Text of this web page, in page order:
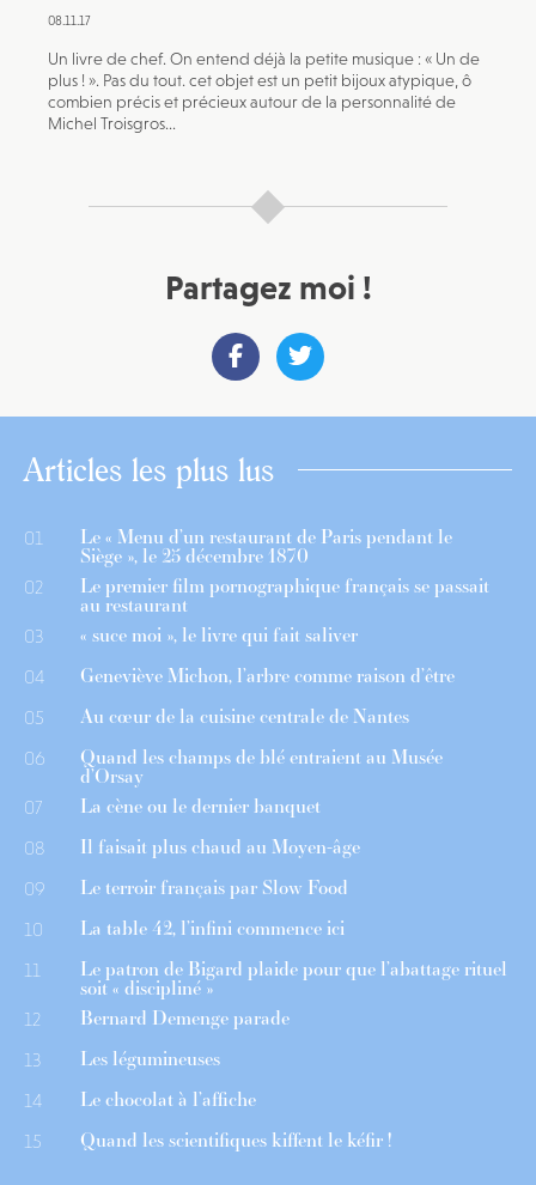
08.11.17
Un livre de chef. On entend déjà la petite musique : « Un de
plus ! ». Pas du tout. cet objet est un petit bijoux atypique, ô
combien précis et précieux autour de la personnalité de
Michel Troisgros...
Partagez moi !
Articles les plus lus
01 Le « Menu d’un restaurant de Paris pendant le
Siège », le 25 décembre 1870
02 Le premier film pornographique français se passait
au restaurant
03 « suce moi », le livre qui fait saliver
04 Geneviève Michon, l’arbre comme raison d’être
05 Au cœur de la cuisine centrale de Nantes
06 Quand les champs de blé entraient au Musée
d’Orsay
07 La cène ou le dernier banquet
08 Il faisait plus chaud au Moyen-âge
09 Le terroir français par Slow Food
10 La table 42, l’infini commence ici
11 Le patron de Bigard plaide pour que l’abattage rituel
soit « discipliné »
12 Bernard Demenge parade
13 Les légumineuses
14 Le chocolat à l’affiche
15 Quand les scientifiques kiffent le kéfir !